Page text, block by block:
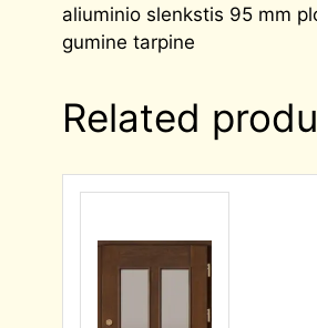
aliuminio slenkstis 95 mm
gumine tarpine
Related